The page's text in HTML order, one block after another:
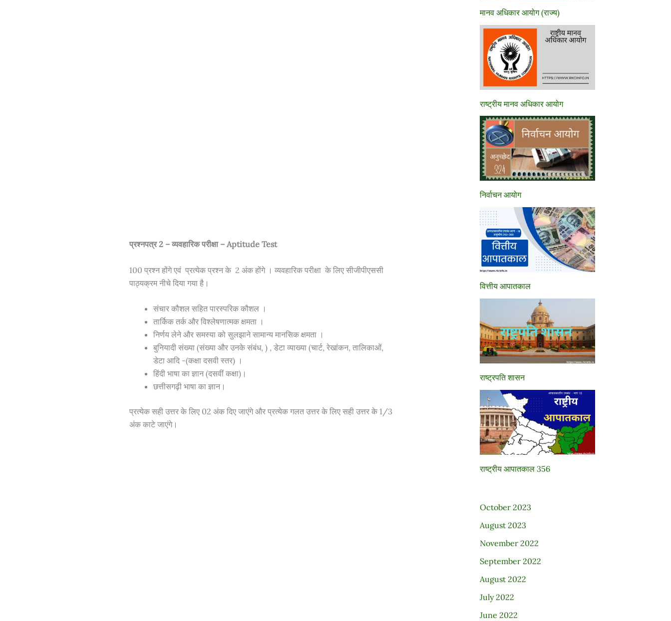
प्रश्नपत्र 2 – व्यवहारिक परीक्षा – Aptitude Test
100 प्रश्न होंगे एवं प्रत्येक प्रश्न के 2 अंक होंगे । व्यवहारिक परीक्षा के लिए सीजीपीएससी
पाठ्यक्रम नीचे दिया गया है।
संचार कौशल सहित पारस्परिक कौशल ।
तार्किक तर्क और विश्लेषणात्मक क्षमता ।
निर्णय लेने और समस्या को सुलझाने सामान्य मानसिक क्षमता ।
बुनियादी संख्या (संख्या और उनके संबंध, ) , डेटा व्याख्या (चार्ट, रेखांकन, तालिकाओं,
डेटा आदि -(कक्षा दसवी स्तर) ।
हिंदी भाषा का ज्ञान (दसवीं कक्षा)।
छत्तीसगढ़ी भाषा का ज्ञान।
प्रत्येक सही उत्तर के लिए 02 अंक दिए जाएंगे और प्रत्येक गलत उत्तर के लिए सही उत्तर के 1/3
अंक काटे जाएंगे।
मानव अधिकार आयोग (राज्य)
राष्ट्रीय मानव अधिकार आयोग
निर्वाचन आयोग
वित्तीय आपातकाल
राष्ट्रपति शासन
राष्ट्रीय आपातकाल 356
October 2023
August 2023
November 2022
September 2022
August 2022
July 2022
June 2022